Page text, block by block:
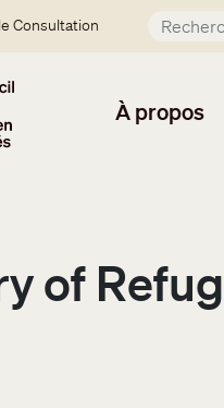
Consultation
À propos
of